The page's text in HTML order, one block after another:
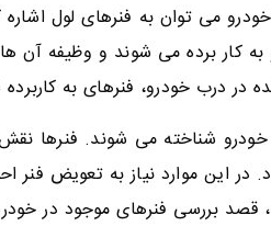
می توان به فنرهای لول
کار برده می شوند و وظیفه آن
در درب خودرو، فنرهای به
خودرو شناخته می شوند. فنرها
این موارد نیاز به تعویض
قصد بررسی فنرهای موجود در